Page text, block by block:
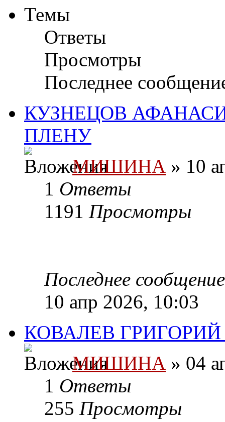
Темы
Ответы
Просмотры
Последнее
КУЗНЕЦОВ
ПЛЕНУ
МИШИНА » 10
1 Ответы
1191 Просмотры
Последнее
10 апр 2026, 10:03
КОВАЛЕВ
МИШИНА » 04
1 Ответы
255 Просмотры